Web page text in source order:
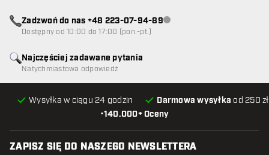
•140.000+ Oceny
Wysyłka w ciągu 24 godzin Darmowa wysyłka od 250
Najczęściej zadawane pytania
Natychmiastowa odpowiedź
Zadzwoń do nas +48 223-07-94-89Obsługa klienta niedostępna
Dostępny od 10:00 do 17:00 (pon.-pt.)
ZAPISZ SIĘ DO NASZEGO NEWSLETTERA